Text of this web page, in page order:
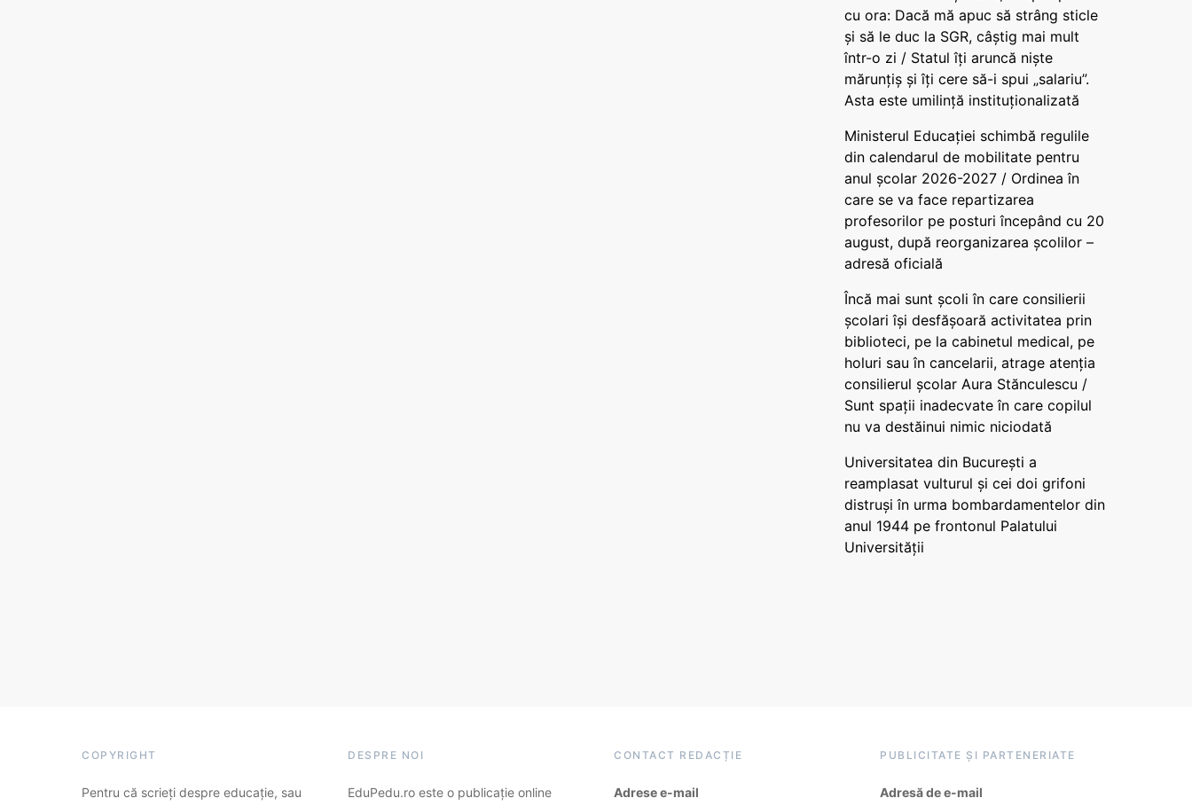
cu ora: Dacă mă apuc să strâng sticle
și să le duc la SGR, câștig mai mult
într-o zi / Statul îți aruncă niște
mărunțiș și îți cere să-i spui „salariu”.
Asta este umilință instituționalizată
Ministerul Educației schimbă regulile
din calendarul de mobilitate pentru
anul școlar 2026-2027 / Ordinea în
care se va face repartizarea
profesorilor pe posturi începând cu 20
august, după reorganizarea școlilor –
adresă oficială
Încă mai sunt școli în care consilierii
școlari își desfășoară activitatea prin
biblioteci, pe la cabinetul medical, pe
holuri sau în cancelarii, atrage atenția
consilierul școlar Aura Stănculescu /
Sunt spații inadecvate în care copilul
nu va destăinui nimic niciodată
Universitatea din București a
reamplasat vulturul și cei doi grifoni
distruși în urma bombardamentelor din
anul 1944 pe frontonul Palatului
Universității
COPYRIGHT
Pentru că scrieți despre educație, sau
DESPRE NOI
EduPedu.ro este o publicație online
CONTACT REDACȚIE
Adrese e-mail
PUBLICITATE ȘI PARTENERIATE
Adresă de e-mail